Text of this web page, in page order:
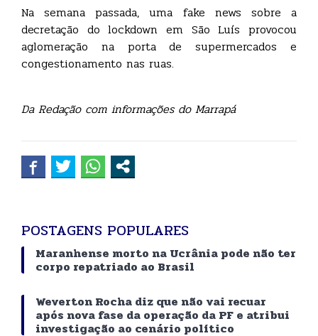
Na semana passada, uma fake news sobre a
decretação do lockdown em São Luís provocou
aglomeração na porta de supermercados e
congestionamento nas ruas.
Da Redação com informações do Marrapá
POSTAGENS POPULARES
Maranhense morto na Ucrânia pode não ter
corpo repatriado ao Brasil
Weverton Rocha diz que não vai recuar
após nova fase da operação da PF e atribui
investigação ao cenário político